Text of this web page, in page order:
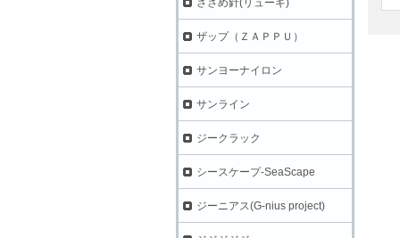
ささめ針(リューギ)
ザップ（ＺＡＰＰＵ）
サンヨーナイロン
サンライン
ジークラック
シースケープ-SeaScape
ジーニアス(G-nius project)